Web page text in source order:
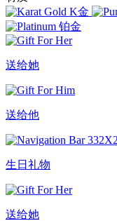
K金
铂金
送给她
送给他
生日礼物
送给她